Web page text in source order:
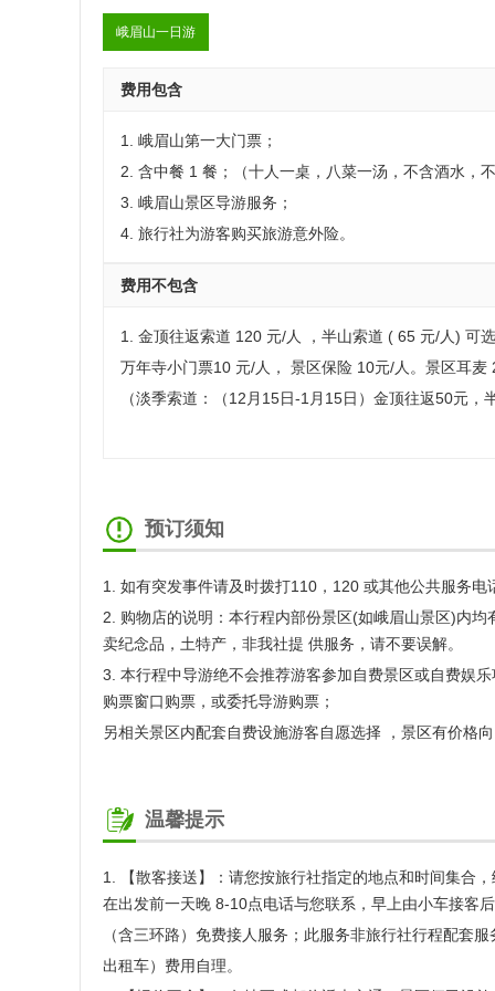
峨眉山一日游
费用包含
1. 峨眉山第一大门票；
2. 含中餐 1 餐；（十人一桌，八菜一汤，不含酒水，
3. 峨眉山景区导游服务；
4. 旅行社为游客购买旅游意外险。
费用不包含
1. 金顶往返索道 120 元/人 ，半山索道 ( 65 元/人) 可
万年寺小门票10 元/人， 景区保险 10元/人。景区耳麦
（淡季索道：（12月15日-1月15日）金顶往返50元，
预订须知
1. 如有突发事件请及时拨打110，120 或其他公共服务
2. 购物店的说明：本行程内部份景区(如峨眉山景区)内
卖纪念品，土特产，非我社提 供服务，请不要误解。
3. 本行程中导游绝不会推荐游客参加自费景区或自费娱
购票窗口购票，或委托导游购票；
另相关景区内配套自费设施游客自愿选择 ，景区有价格
温馨提示
1. 【散客接送】：请您按旅行社指定的地点和时间集合
在出发前一天晚 8-10点电话与您联系，早上由小车接客
（含三环路）免费接人服务；此服务非旅行社行程配套
出租车）费用自理。